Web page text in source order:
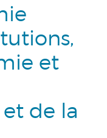
et
de la